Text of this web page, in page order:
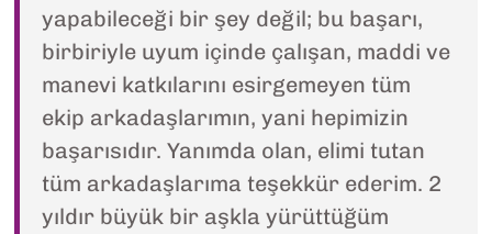
yapabileceği bir şey değil; bu başarı,
birbiriyle uyum içinde çalışan, maddi ve
manevi katkılarını esirgemeyen tüm
ekip arkadaşlarımın, yani hepimizin
başarısıdır. Yanımda olan, elimi tutan
tüm arkadaşlarıma teşekkür ederim. 2
yıldır büyük bir aşkla yürüttüğüm